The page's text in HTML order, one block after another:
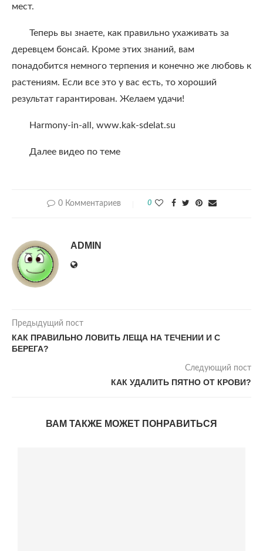
мест.
Теперь вы знаете, как правильно ухаживать за
деревцем бонсай. Кроме этих знаний, вам
понадобится немного терпения и конечно же любовь к
растениям. Если все это у вас есть, то хороший
результат гарантирован. Желаем удачи!
Harmony-in-all, www.kak-sdelat.su
Далее видео по теме
0 Комментариев 0
ADMIN
Предыдущий пост
КАК ПРАВИЛЬНО ЛОВИТЬ ЛЕЩА НА ТЕЧЕНИИ И С
БЕРЕГА?
Следующий пост
КАК УДАЛИТЬ ПЯТНО ОТ КРОВИ?
ВАМ ТАКЖЕ МОЖЕТ ПОНРАВИТЬСЯ